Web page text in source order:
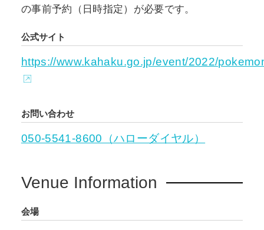
の事前予約（日時指定）が必要です。
公式サイト
https://www.kahaku.go.jp/event/2022/
お問い合わせ
050-5541-8600（ハローダイヤル）
Venue Information
会場